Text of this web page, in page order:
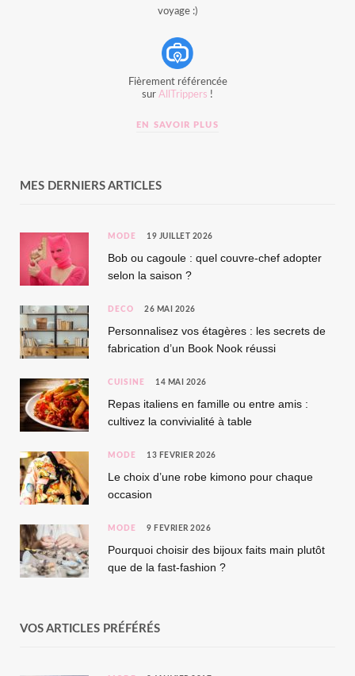
voyage :)
Fièrement référencée
sur AllTrippers !
EN SAVOIR PLUS
MES DERNIERS ARTICLES
MODE 19 JUILLET 2026
Bob ou cagoule : quel couvre-chef adopter
selon la saison ?
DÉCO 26 MAI 2026
Personnalisez vos étagères : les secrets de
fabrication d’un Book Nook réussi
CUISINE 14 MAI 2026
Repas italiens en famille ou entre amis :
cultivez la convivialité à table
MODE 13 FÉVRIER 2026
Le choix d’une robe kimono pour chaque
occasion
MODE 9 FÉVRIER 2026
Pourquoi choisir des bijoux faits main plutôt
que de la fast-fashion ?
VOS ARTICLES PRÉFÉRÉS